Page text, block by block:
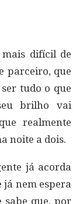
difícil de
parceiro, que
tudo o que
brilho vai
realmente
noite a dois.
já acorda
já nem espera
sabe que, por